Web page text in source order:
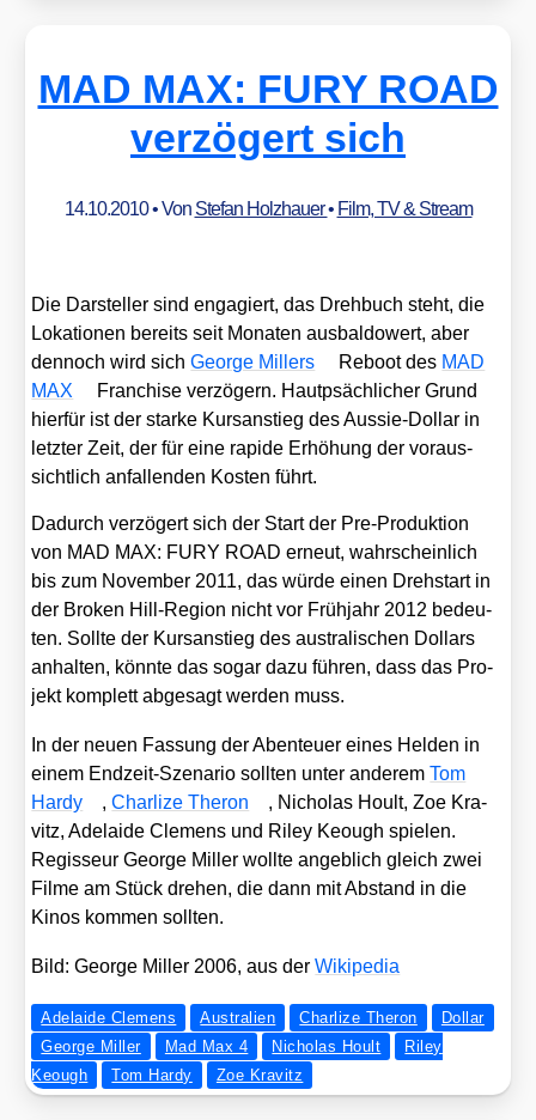
MAD MAX: FURY ROAD
verzögert sich
14.10.2010• Von Stefan Holzhauer• Film, TV & Stream
Die Dar­stel­ler sind enga­giert, das Dreh­buch steht, die
Loka­tio­nen bereits seit Mona­ten aus­bal­do­wert, aber
den­noch wird sichGeor­ge Mil­lers Reboot des MAD
MAX
Fran­chise ver­zö­gern. Haut­psäch­li­cher Grund
hier­für ist der star­ke Kurs­an­stieg des Aus­sie-Dol­lar in
letz­ter Zeit, der für eine rapi­de Erhö­hung der vor­aus­
sicht­lich anfal­len­den Kos­ten führt.
Dadurch ver­zö­gert sich der Start der Pre-Pro­duk­ti­on
von MAD MAX: FURY ROAD erneut, wahr­schein­lich
bis zum Novem­ber 2011, das wür­de einen Dreh­start in
der Bro­ken Hill-Regi­on nicht vor Früh­jahr 2012 bedeu­
ten. Soll­te der Kurs­an­stieg des aus­tra­li­schen Dol­lars
anhal­ten, könn­te das sogar dazu füh­ren, dass das Pro­
jekt kom­plett abge­sagt wer­den muss.
In der neu­en Fas­sung der Aben­teu­er eines Hel­den in
einem End­zeit-Sze­na­rio soll­ten unter ande­remTom
Har­dy
,Char­li­ze The­ron
, Nicho­las Hoult, Zoe Kra­
vitz, Ade­lai­de Cle­mens und Riley Keough spie­len.
Regis­seur Geor­ge Mil­ler woll­te angeb­lich gleich zwei
Fil­me am Stück dre­hen, die dann mit Abstand in die
Kinos kom­men soll­ten.
Bild: Geor­ge Mil­ler 2006, aus derWiki­pe­dia
Adelaide Clemens Australien Charlize Theron
Dollar
George Miller
Mad Max 4 Nicholas Hoult
Riley
Keough
Tom Hardy Zoe Kravitz